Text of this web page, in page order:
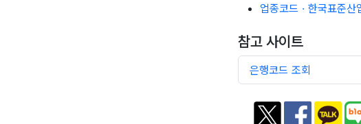
업종코드 · 한국표준산
참고 사이트
은행코드 조회